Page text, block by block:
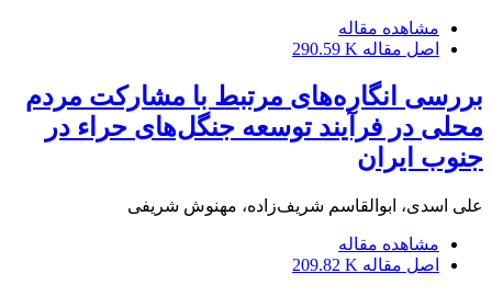
مشاهده مقاله
اصل مقاله 290.59 K
بررسی انگاره‌های مرتبط با مشارکت مردم
محلی در فرآیند توسعه جنگل‌های حراء در
جنوب ایران
علی اسدی، ابوالقاسم شریف‌زاده، مهنوش شریفی
مشاهده مقاله
اصل مقاله 209.82 K